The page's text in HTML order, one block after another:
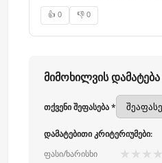
👍 0 👎 0
მიმოხილვის დამატება
თქვენი შეფასება *
დამატებითი კრიტერიუმები:
ფასი/ხარისხი
★ ★ ★ ★